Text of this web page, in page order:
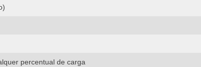
percentual de carga